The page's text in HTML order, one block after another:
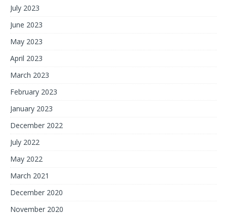
July 2023
June 2023
May 2023
April 2023
March 2023
February 2023
January 2023
December 2022
July 2022
May 2022
March 2021
December 2020
November 2020